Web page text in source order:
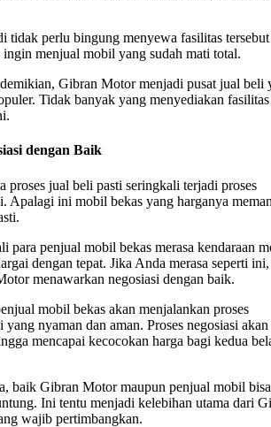
tidak perlu bingung menyewa fasilitas
ingin menjual mobil yang sudah mati total.
Gibran Motor menjadi pusat jual beli
Tidak banyak yang menyediakan fasilitas
dengan Baik
proses jual beli pasti seringkali terjadi proses
Apalagi ini mobil bekas yang harganya
para penjual mobil bekas merasa kendaraan
dengan tepat. Jika Anda merasa seperti ini,
menawarkan negosiasi dengan baik.
mobil bekas akan menjalankan proses
yang nyaman dan aman. Proses negosiasi akan
mencapai kecocokan harga bagi kedua
baik Gibran Motor maupun penjual mobil bisa
Ini tentu menjadi kelebihan utama dari
wajib pertimbangkan.